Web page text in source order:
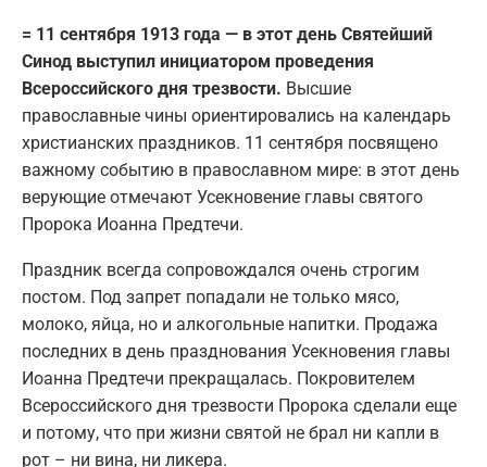
= 11 сентября 1913 года — в этот день Святейший
Синод выступил инициатором проведения
Всероссийского дня трезвости. Высшие
православные чины ориентировались на календарь
христианских праздников. 11 сентября посвящено
важному событию в православном мире: в этот день
верующие отмечают Усекновение главы святого
Пророка Иоанна Предтечи.
Праздник всегда сопровождался очень строгим
постом. Под запрет попадали не только мясо,
молоко, яйца, но и алкогольные напитки. Продажа
последних в день празднования Усекновения главы
Иоанна Предтечи прекращалась. Покровителем
Всероссийского дня трезвости Пророка сделали еще
и потому, что при жизни святой не брал ни капли в
рот – ни вина, ни ликера.